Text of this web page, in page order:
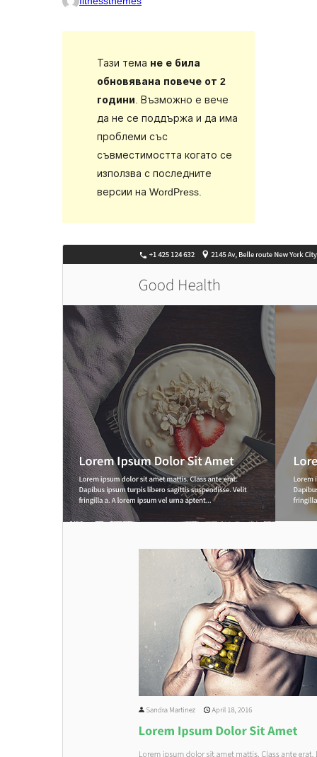
Тази тема не е била
обновявана повече от 2
години . Възможно е вече
да не се поддържа и да има
проблеми със
съвместимостта когато се
използва с последните
версии на WordPress.